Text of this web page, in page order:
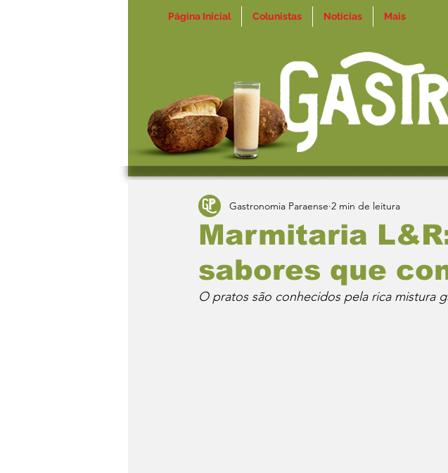
Página Inicial Colunistas Notícias Mais
Marmitaria
sabores que
Gastronomia Paraense 2 min de leitura
O pratos são conhecidos pela rica mistura